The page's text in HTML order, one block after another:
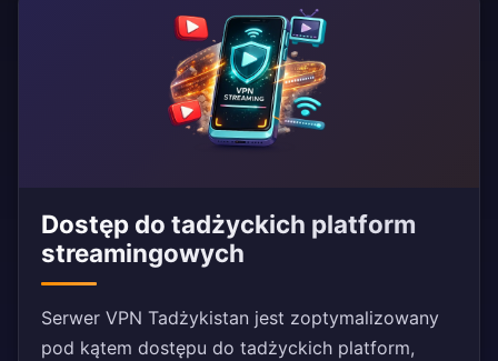
Dostęp do tadżyckich platform
streamingowych
Serwer VPN Tadżykistan jest zoptymalizowany
pod kątem dostępu do tadżyckich platform,